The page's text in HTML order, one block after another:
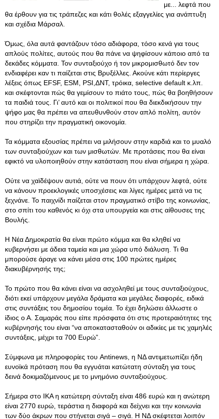
με... λεφτά που
θα έρθουν για τις τράπεζες και κάτι θολές εξαγγελίες για ανάπτυξη
και σχέδια Μάρσαλ.
Όμως, όλα αυτά φαντάζουν τόσο αδιάφορα, τόσο κενά για τους
απλούς πολίτες, αυτούς που θα πάνε να ψηφίσουν κάποιο από τα
δεκάδες κόμματα. Τον συνταξιούχο ή τον μικρομισθωτό δεν τον
ενδιαφέρει καν τι παίζεται στις Βρυξέλλες. Ακούνε κάτι περίεργες
λέξεις όπως EFSF, ESM, PSI,ΔΝΤ, τρόικα, selective default κ.λπ.
και σκέφτονται πώς θα γεμίσουν το πιάτο τους, πώς θα βοηθήσουν
τα παιδιά τους. Γι’ αυτό και οι πολιτικοί που θα διεκδικήσουν την
ψήφο μας θα πρέπει να απευθυνθούν στον απλό πολίτη, αυτόν
που στηρίζει την πραγματική οικονομία.
Τα κόμματα εξουσίας πρέπει να μιλήσουν στην καρδιά και το μυαλό
των συνταξιούχων και των μισθωτών. Με προτάσεις που θα είναι
εφικτό να υλοποιηθούν στην κατάσταση που είναι σήμερα η χώρα.
Ούτε να χαϊδέψουν αυτιά, ούτε να πουν ότι υπάρχουν λεφτά, ούτε
να κάνουν προεκλογικές υποσχέσεις και λίγες ημέρες μετά να τις
ξεχνάνε. Το παιχνίδι παίζεται στον πραγματικό στίβο της κοινωνίας,
στο σπίτι του καθενός κι όχι στα υπουργεία και στις αίθουσες της
Βουλής.
Η Νέα Δημοκρατία θα είναι πρώτο κόμμα και θα κληθεί να
κυβερνήσει με άδεια ταμεία και μια χώρα υπό διάλυση. Τι θα
μπορούσε άραγε να κάνει μέσα στις 100 πρώτες ημέρες
διακυβέρνησής της;
Το πρώτο που θα κάνει είναι να ασχοληθεί με τους συνταξιούχους,
διότι εκεί υπάρχουν μεγάλα δράματα και μεγάλες διαφορές, ειδικά
στις συντάξεις του δημοσίου τομέα. Το έχει δηλώσει άλλωστε ο
ίδιος ο Α. Σαμαράς που είπε πρόσφατα ότι στις προτεραιότητες της
κυβέρνησής του είναι “να αποκατασταθούν οι αδικίες με τις χαμηλές
συντάξεις, μέχρι τα 700 Ευρώ”.
Σύμφωνα με πληροφορίες του Antinews, η ΝΔ αντιμετωπίζει ήδη
ευνοϊκά πρόταση που θα εγγυάται κατώτατη σύνταξη για τους
δεινά δοκιμαζόμενους με το μνημόνιο συνταξιούχους.
Σήμερα στο ΙΚΑ η κατώτερη σύνταξη είναι 486 ευρώ και η ανώτερη
είναι 2770 ευρώ, τεράστια η διαφορά και δείχνει και την κοινωνία
των δύο άκρων που στήνεται σιγά – σιγά. H ΝΔ σκέφτεται λοιπόν